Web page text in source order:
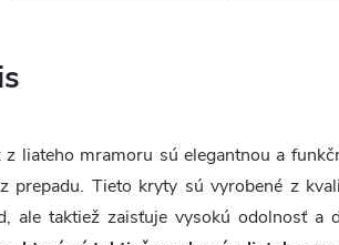
liateho mramoru sú elegantnou a
prepadu. Tieto kryty sú vyrobené z
ale taktiež zaisťuje vysokú odolnosť a